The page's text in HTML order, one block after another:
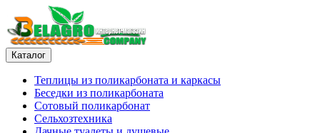
Каталог
Теплицы из поликарбоната и каркасы
Беседки из поликарбоната
Сотовый поликарбонат
Сельхозтехника